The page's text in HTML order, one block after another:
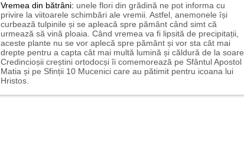
Vremea din bătrâni: unele flori din grădină ne pot informa cu
privire la viitoarele schimbări ale vremii. Astfel, anemonele își
curbează tulpinile și se apleacă spre pământ când simt că
urmează să vină ploaia. Când vremea va fi lipsită de precipitații,
aceste plante nu se vor aplecă spre pământ și vor sta cât mai
drepte pentru a capta cât mai multă lumină și căldură de la soare.
Credincioșii creștini ortodocși îi comemorează pe Sfântul Apostol
Matia și pe Sfinții 10 Mucenici care au pătimit pentru icoana lui
Hristos.